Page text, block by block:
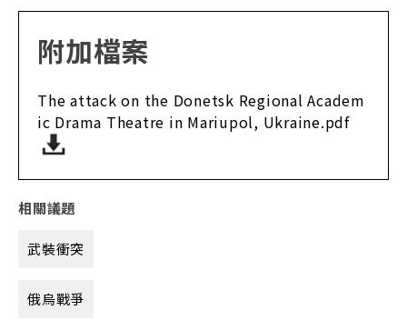
附加檔案
The attack on the Donetsk Regional Academ
ic Drama Theatre in Mariupol, Ukraine.pdf
相關議題
武裝衝突
俄烏戰爭